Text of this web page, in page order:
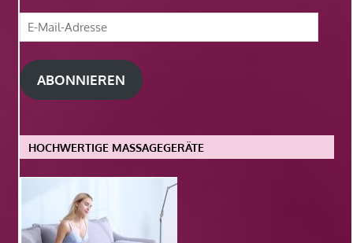
E-
Mail-
Adresse
ABONNIEREN
HOCHWERTIGE MASSAGEGERÄTE